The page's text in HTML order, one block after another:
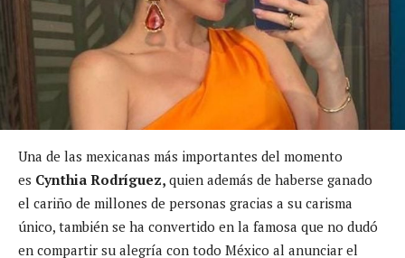
Una de las mexicanas más importantes del momento
es Cynthia Rodríguez, quien además de haberse ganado
el cariño de millones de personas gracias a su carisma
único, también se ha convertido en la famosa que no dudó
en compartir su alegría con todo México al anunciar el